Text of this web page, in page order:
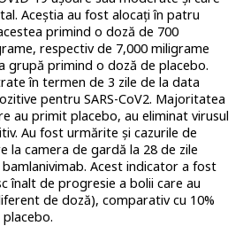
Aceștia au fost alocați în patru
primind o doză de 700
respectiv de 7,000 miligrame
grupă primind o doză de placebo.
în termen de 3 zile de la data
pentru SARS-CoV2. Majoritatea
au primit placebo, au eliminat virusul
Au fost urmărite și cazurile de
la camera de gardă la 28 de zile
Acest indicator a fost
înalt de progresie a bolii care au
de doză), comparativ cu 10%